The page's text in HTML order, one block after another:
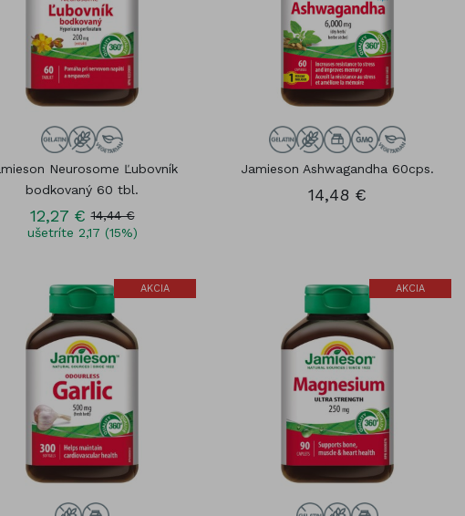
Neurosome Ľubovník
bodkovaný 60 tbl.
12,27 € 14,44 €
ušetríte 2,17 (15%)
Jamieson Ashwagandha 60cps.
14,48 €
AKCIA AKCIA